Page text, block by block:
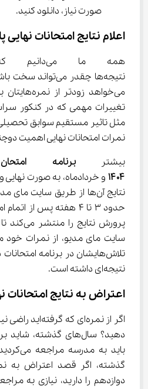
صورت نیاز، دانلود کنید.
اعلام نتایج امتحانات نهایی
همه ما
نتیجه‌ها چقدر
می‌خواهد
تغییرات مهمی که در کنکور
مثل تاثیر مستقیم سوابق
نمرات امتحانات نهایی اهمیت
بیشتر برنامه
۱۴۰۴ و خردادماه، به صورت
حدود ۳ تا ۴ هفته پس از
پرورش
سایت مای مدیو، از نمرات خود
نتیجه‌ای داشته است.
اعتراض به نتایج امتحانات
دهید؟ سال‌های گذشته،
باید به
دوازدهم را دارید، نیازی به